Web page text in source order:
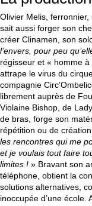
Olivier Melis,
sait aussi forger son
créer Clinamen, son
l’envers, pour peu
régisseur et « homme
attrape le virus du
compagnie
librement auprès de
Violaine Bishop, de
de bras, forge son
répétition ou de
les rencontres qui me
et je voulais tout faire
limites ! » Bravant son
téléphone, obtient la
solutions alternatives,
inoccupée d’une école.